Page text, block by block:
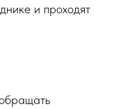
и проходят